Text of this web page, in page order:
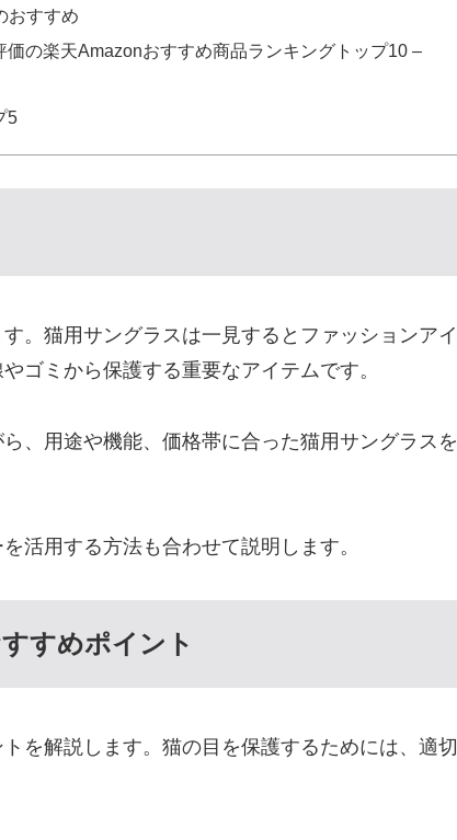
おすすめ
の楽天Amazonおすすめ商品ランキングトップ10 –
5
。猫用サングラスは一見するとファッションアイ
ゴミから保護する重要なアイテムです。
、用途や機能、価格帯に合った猫用サングラスを
活用する方法も合わせて説明します。
すめポイント
を解説します。猫の目を保護するためには、適切